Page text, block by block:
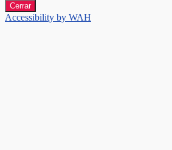
Cerrar
Accessibility by WAH